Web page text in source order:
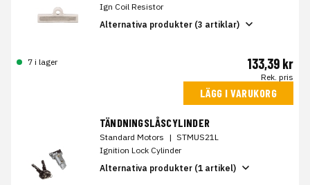
Ign Coil Resistor
Alternativa produkter (3 artiklar)
7 i lager 133,39 kr
Rek. pris
LÄGG I VARUKORG
TÄNDNINGSLÅSCYLINDER
Standard Motors | STMUS21L
Ignition Lock Cylinder
Alternativa produkter (1 artikel)